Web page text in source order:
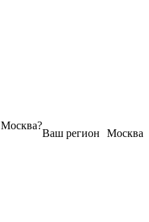
Москва
Ваш регион
Москва?